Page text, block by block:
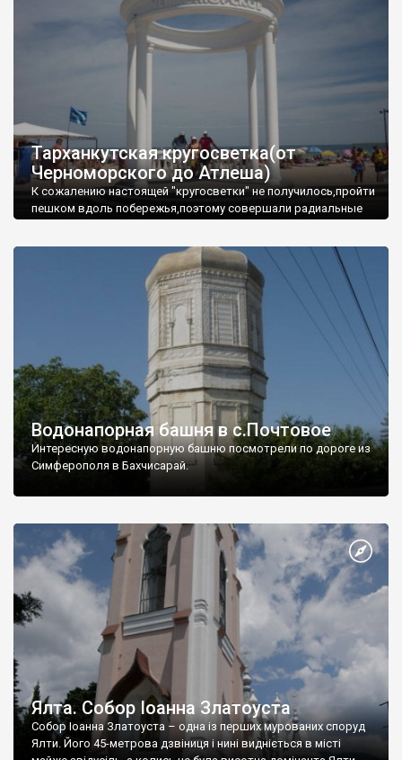
Тарханкутская кругосветка(от
Черноморского до Атлеша)
К сожалению настоящей "кругосветки" не получилось,пройти
пешком вдоль побережья,поэтому совершали радиальные
Водонапорная башня в с.Почтовое
Интересную водонапорную башню посмотрели по дороге из
Симферополя в Бахчисарай.
Ялта. Собор Іоанна Златоуста
Собор Іоанна Златоуста – одна із перших мурованих споруд
Ялти. Його 45-метрова дзвіниця і нині видніється в місті